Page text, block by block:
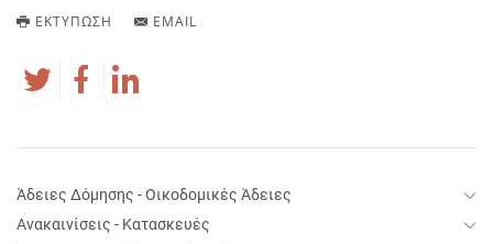
ΕΚΤΎΠΩΣΗ EMAIL
Άδειες Δόμησης - Οικοδομικές Άδειες
Ανακαινίσεις - Κατασκευές